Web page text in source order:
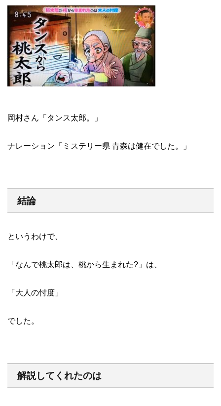
岡村さん「タンス太郎。」
ナレーション「ミステリー県 青森は健在でした。」
結論
というわけで、
「なんで桃太郎は、桃から生まれた?」は、
「大人の忖度」
でした。
解説してくれたのは